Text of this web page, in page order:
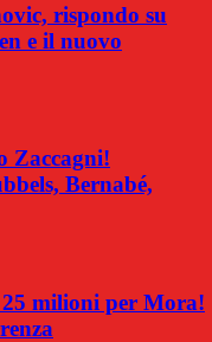
rispondo su
e il nuovo
Zaccagni!
Bernabé,
milioni per Mora!